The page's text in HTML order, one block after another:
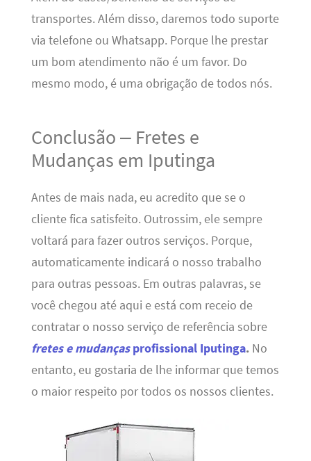
transportes. Além disso, daremos todo suporte
via telefone ou Whatsapp. Porque lhe prestar
um bom atendimento não é um favor. Do
mesmo modo, é uma obrigação de todos nós.
Conclusão – Fretes e
Mudanças em Iputinga
Antes de mais nada, eu acredito que se o
cliente fica satisfeito. Outrossim, ele sempre
voltará para fazer outros serviços. Porque,
automaticamente indicará o nosso trabalho
para outras pessoas. Em outras palavras, se
você chegou até aqui e está com receio de
contratar o nosso serviço de referência sobre
fretes e mudançasprofissional Iputinga.No
entanto, eu gostaria de lhe informar que temos
o maior respeito por todos os nossos clientes.